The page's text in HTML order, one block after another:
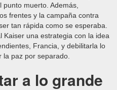
muerto. Además,
frentes y la campaña contra
tan rápida como se esperaba.
Kaiser una estrategia con la idea
Francia, y debilitarla lo
la paz por separado.
a lo grande